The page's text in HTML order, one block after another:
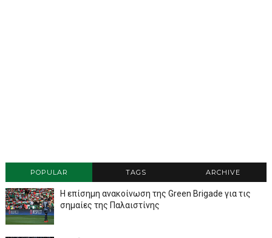
POPULAR TAGS ARCHIVE
Η επίσημη ανακοίνωση της Green Brigade για τις
σημαίες της Παλαιστίνης